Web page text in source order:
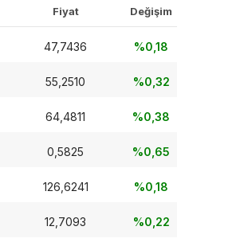
Fiyat Değişim
47,7436 %0,18
55,2510 %0,32
64,4811 %0,38
0,5825 %0,65
126,6241 %0,18
12,7093 %0,22